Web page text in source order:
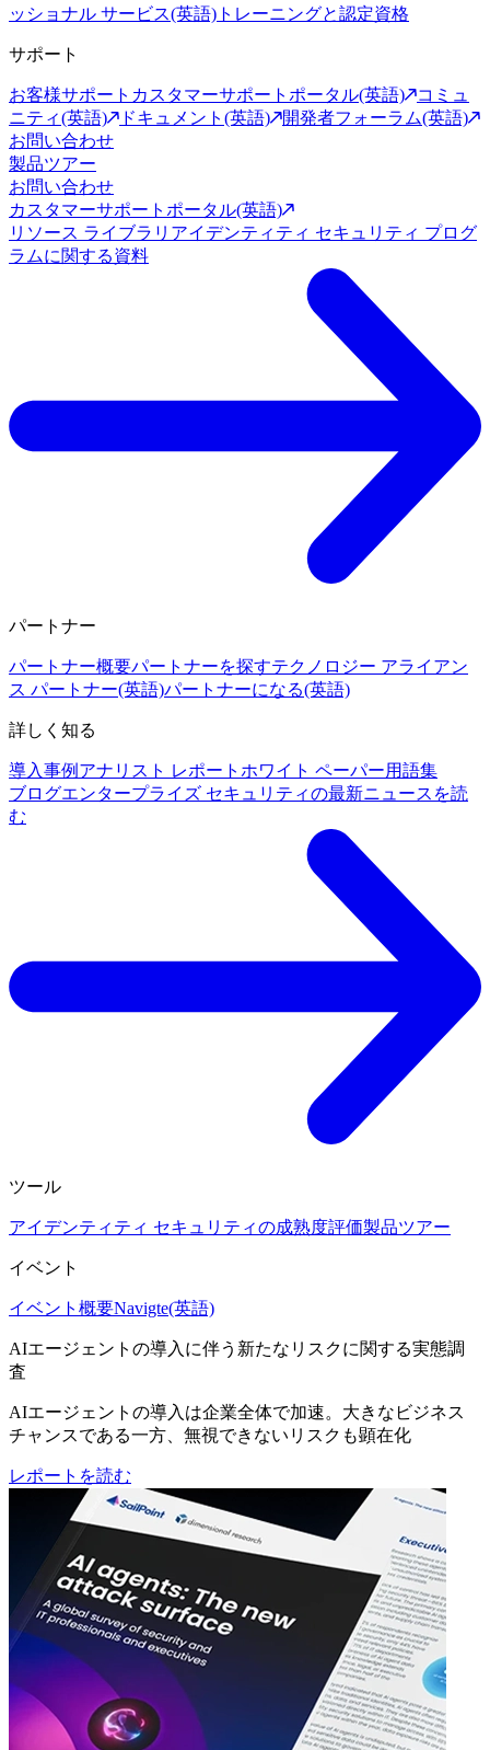
ッショナル サービス(英語) トレーニングと認定資格
サポート
お客様サポート カスタマーサポートポータル(英語)
コミュ
ニティ(英語)
ドキュメント(英語)
開発者フォーラム(英語)
お問い合わせ
製品ツアー
お問い合わせ
カスタマーサポートポータル(英語)
リソース ライブラリ アイデンティティ セキュリティ プログ
ラムに関する資料
パートナー
パートナー概要パートナーを探すテクノロジー アライアン
ス パートナー(英語)パートナーになる(英語)
詳しく知る
導入事例 アナリスト レポート ホワイト ペーパー用語集
ブログエンタープライズ セキュリティの最新ニュースを読
む
ツール
アイデンティティ セキュリティの成熟度評価製品ツアー
イベント
イベント概要Navigte(英語)
AIエージェントの導入に伴う新たなリスクに関する実態調
査
AIエージェントの導入は企業全体で加速。大きなビジネス
チャンスである一方、無視できないリスクも顕在化
レポートを読む